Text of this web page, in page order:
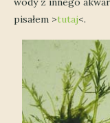
pisałem >tutaj<.